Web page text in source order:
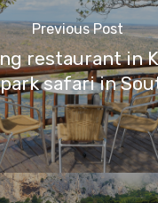
Previous Post
restaurant in
safari in